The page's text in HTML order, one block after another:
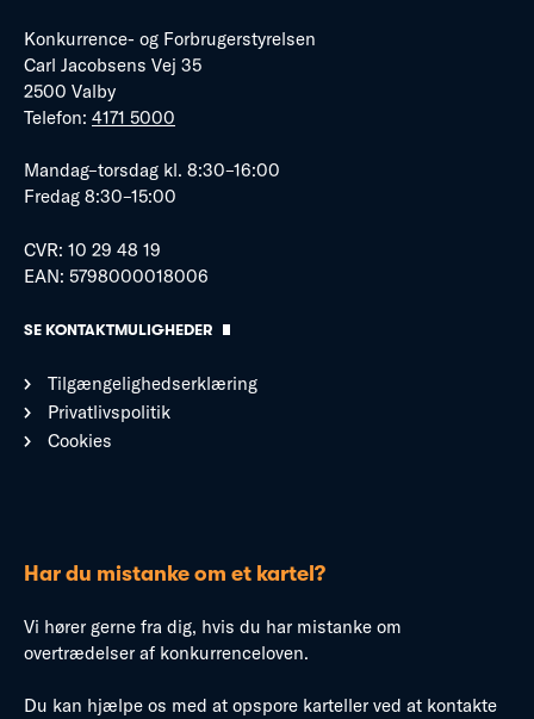
Konkurrence- og Forbrugerstyrelsen
Carl Jacobsens Vej 35
2500 Valby
Telefon: 4171 5000
Mandag–torsdag kl. 8:30–16:00
Fredag 8:30–15:00
CVR: 10 29 48 19
EAN: 5798000018006
SE KONTAKTMULIGHEDER
Tilgængelighedserklæring
Privatlivspolitik
Cookies
Har du mistanke om et kartel?
Vi hører gerne fra dig, hvis du har mistanke om
overtrædelser af konkurrenceloven.
Du kan hjælpe os med at opspore karteller ved at kontakte